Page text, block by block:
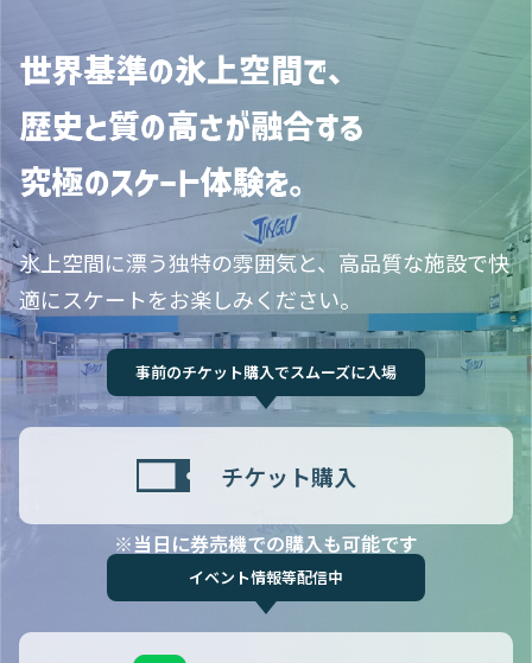
氷上空間に漂う独特の雰囲気と、高品質な施設で快
適にスケートをお楽しみください。
事前のチケット購入でスムーズに入場
チケット購入
※当日に券売機での購入も可能です
イベント情報等配信中